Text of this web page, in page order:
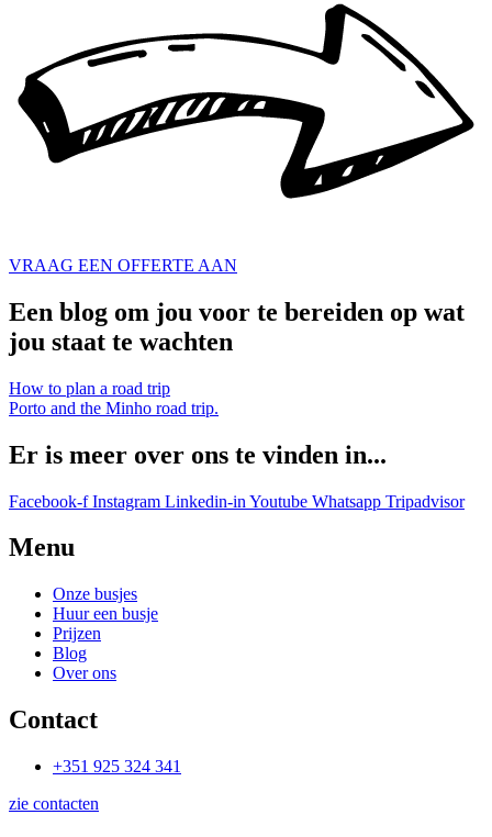
VRAAG EEN OFFERTE AAN
Een blog om jou voor te bereiden op wat
jou staat te wachten
How to plan a road trip
Porto and the Minho road trip.
Er is meer over ons te vinden in...
Facebook-f Instagram Linkedin-in Youtube Whatsapp Tripadvisor
Menu
Onze busjes
Huur een busje
Prijzen
Blog
Over ons
Contact
+351 925 324 341
zie contacten